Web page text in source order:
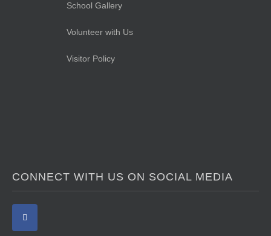
School Gallery
Volunteer with Us
Visitor Policy
CONNECT WITH US ON SOCIAL MEDIA